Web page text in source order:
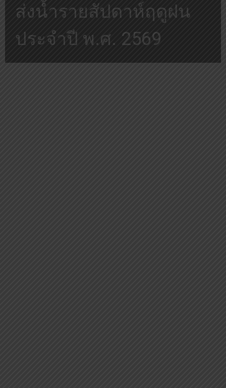
ส่งน้ำรายสัปดาห์ฤดูฝน
ประจำปี พ.ศ. 2569